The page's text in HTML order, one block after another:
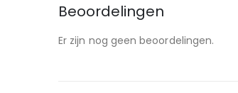
Beoordelingen
Er zijn nog geen beoordelingen.